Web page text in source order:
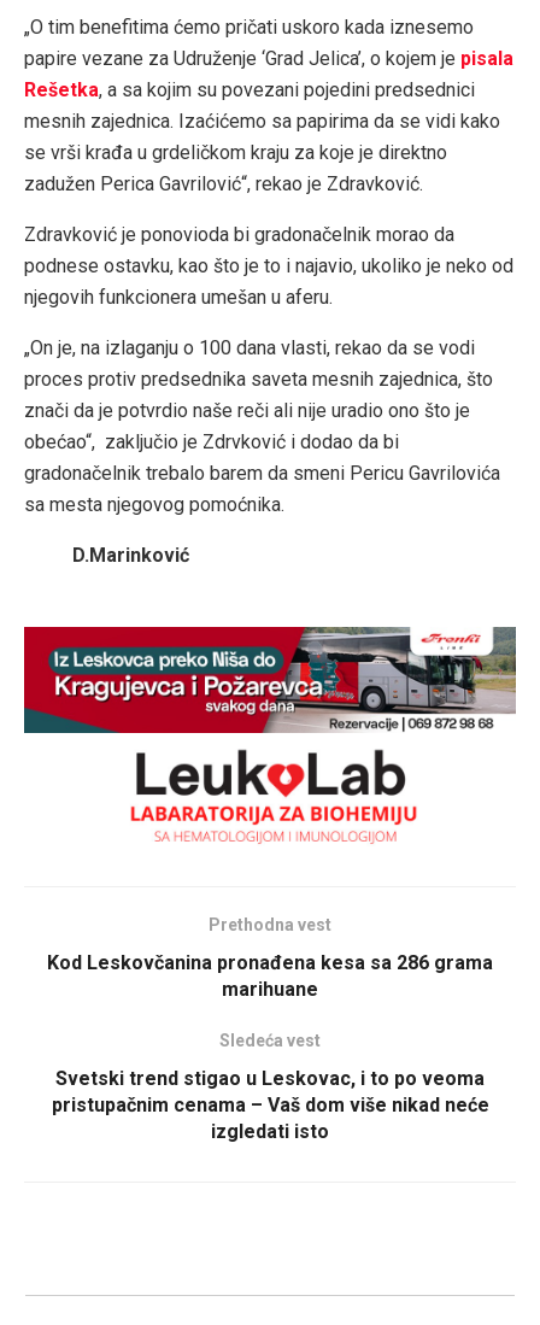
„O tim benefitima ćemo pričati uskoro kada iznesemo
papire vezane za Udruženje ‘Grad Jelica’, o kojem je pisala
Rešetka, a sa kojim su povezani pojedini predsednici
mesnih zajednica. Izaćićemo sa papirima da se vidi kako
se vrši krađa u grdeličkom kraju za koje je direktno
zadužen Perica Gavrilović“, rekao je Zdravković.
Zdravković je ponovioda bi gradonačelnik morao da
podnese ostavku, kao što je to i najavio, ukoliko je neko od
njegovih funkcionera umešan u aferu.
„On je, na izlaganju o 100 dana vlasti, rekao da se vodi
proces protiv predsednika saveta mesnih zajednica, što
znači da je potvrdio naše reči ali nije uradio ono što je
obećao“, zaključio je Zdrvković i dodao da bi
gradonačelnik trebalo barem da smeni Pericu Gavrilovića
sa mesta njegovog pomoćnika.
D.Marinković
Prethodna vest
Kod Leskovčanina pronađena kesa sa 286 grama
marihuane
Sledeća vest
Svetski trend stigao u Leskovac, i to po veoma
pristupačnim cenama – Vaš dom više nikad neće
izgledati isto